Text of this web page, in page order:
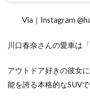
Via｜Instagram
川口春奈さんの愛車は
アウトドア好きの彼女
能を誇る本格的なSUVで